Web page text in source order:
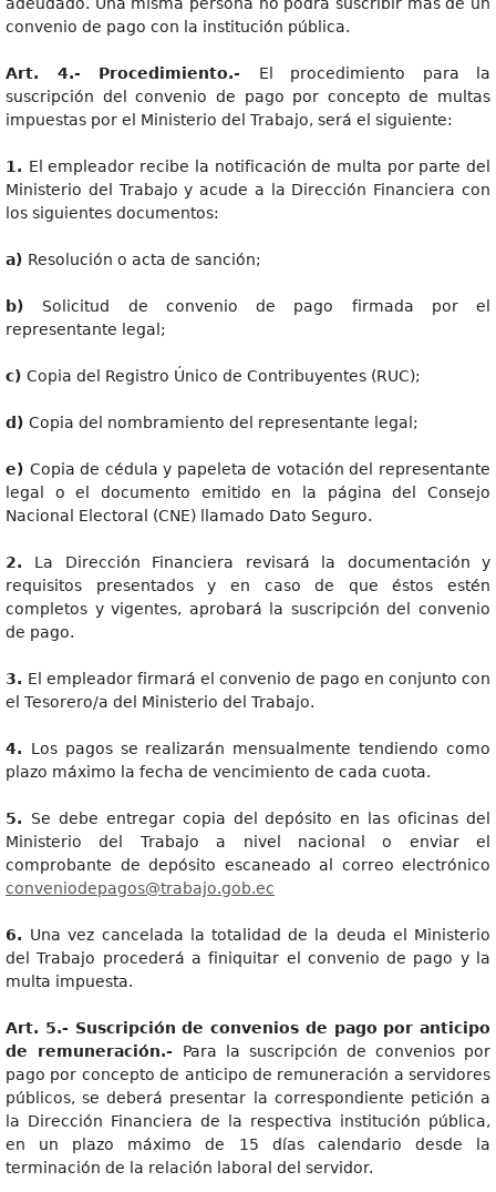
convenio de pago con la institución pública.
Art. 4.- Procedimiento.- El procedimiento para la
suscripción del convenio de pago por concepto de multas
impuestas por el Ministerio del Trabajo, será el siguiente:
1. El empleador recibe la notificación de multa por parte del
Ministerio del Trabajo y acude a la Dirección Financiera con
los siguientes documentos:
a) Resolución o acta de sanción;
b) Solicitud de convenio de pago firmada por el
representante legal;
c) Copia del Registro Único de Contribuyentes (RUC);
d ) Copia del nombramiento del representante legal;
e) Copia de cédula y papeleta de votación del representante
legal o el documento emitido en la página del Consejo
Nacional Electoral (CNE) llamado Dato Seguro.
2. La Dirección Financiera revisará la documentación y
requisitos presentados y en caso de que éstos estén
completos y vigentes, aprobará la suscripción del convenio
de pago.
3. El empleador firmará el convenio de pago en conjunto con
el Tesorero/a del Ministerio del Trabajo.
4. Los pagos se realizarán mensualmente tendiendo como
plazo máximo la fecha de vencimiento de cada cuota.
5. Se debe entregar copia del depósito en las oficinas del
Ministerio del Trabajo a nivel nacional o enviar el
comprobante de depósito escaneado al correo electrónico
conveniodepagos@trabajo.gob.ec
6. Una vez cancelada la totalidad de la deuda el Ministerio
del Trabajo procederá a finiquitar el convenio de pago y la
multa impuesta.
Art. 5.- Suscripción de convenios de pago por anticipo
de remuneración.- Para la suscripción de convenios por
pago por concepto de anticipo de remuneración a servidores
públicos, se deberá presentar la correspondiente petición a
la Dirección Financiera de la respectiva institución pública,
en un plazo máximo de 15 días calendario desde la
terminación de la relación laboral del servidor.